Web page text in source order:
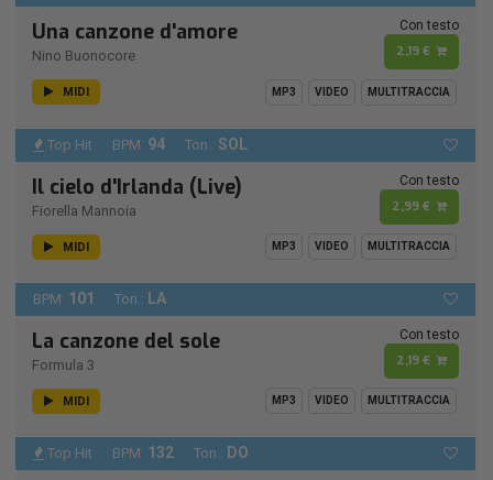
Una canzone d'amore
Nino Buonocore
Con testo
2,19 €
MIDI MP3 VIDEO MULTITRACCIA
Top Hit BPM: 94 Ton.: SOL
Il cielo d'Irlanda (Live)
Fiorella Mannoia
Con testo
2,99 €
MIDI MP3 VIDEO MULTITRACCIA
BPM: 101 Ton.: LA
La canzone del sole
Formula 3
Con testo
2,19 €
MIDI MP3 VIDEO MULTITRACCIA
Top Hit BPM: 132 Ton.: DO